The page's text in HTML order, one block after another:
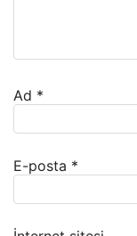
Ad *
E-posta *